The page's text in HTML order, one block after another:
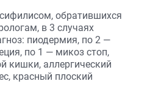
обратившихся
в 3 случаях
пиодермия, по 2 —
по 1 — микоз стоп,
кишки, аллергический
красный плоский